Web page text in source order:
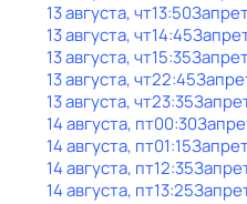
13 августа, чт13:50
13 августа, чт14:45
13 августа, чт15:35
13 августа, чт22:45
13 августа, чт23:35
14 августа, пт00:30
14 августа, пт01:15
14 августа, пт12:35
14 августа, пт13:25